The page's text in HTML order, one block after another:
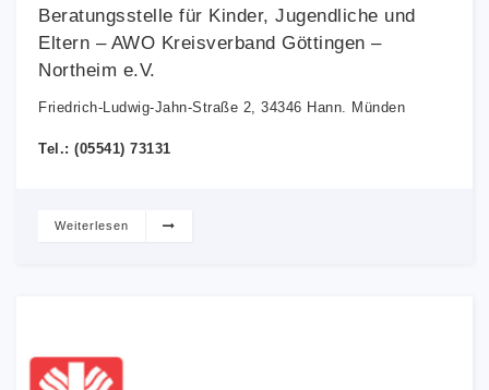
Beratungsstelle für Kinder, Jugendliche und
Eltern – AWO Kreisverband Göttingen –
Northeim e.V.
Friedrich-Ludwig-Jahn-Straße 2, 34346 Hann. Münden
Tel.: (05541) 73131
Weiterlesen